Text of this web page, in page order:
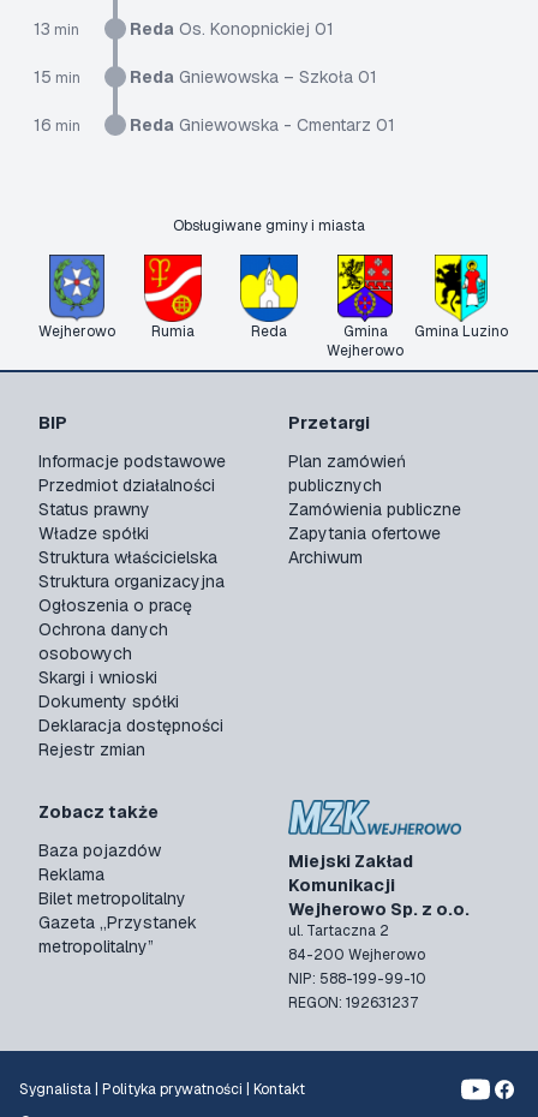
13 min Reda Os. Konopnickiej 01
15 min Reda Gniewowska – Szkoła 01
16 min Reda Gniewowska - Cmentarz 01
Obsługiwane gminy i miasta
Wejherowo Rumia Reda
Gmina
Wejherowo
Gmina Luzino
Miejski Zakład
Komunikacji
Wejherowo Sp. z o.o.
ul. Tartaczna 2
84-200 Wejherowo
NIP: 588-199-99-10
REGON: 192631237
BIP
Informacje podstawowe
Przedmiot działalności
Status prawny
Władze spółki
Struktura właścicielska
Struktura organizacyjna
Ogłoszenia o pracę
Ochrona danych
osobowych
Skargi i wnioski
Dokumenty spółki
Deklaracja dostępności
Rejestr zmian
Przetargi
Plan zamówień
publicznych
Zamówienia publiczne
Zapytania ofertowe
Archiwum
Zobacz także
Baza pojazdów
Reklama
Bilet metropolitalny
Gazeta „Przystanek
metropolitalny”
Sygnalista Polityka prywatności
Kontakt